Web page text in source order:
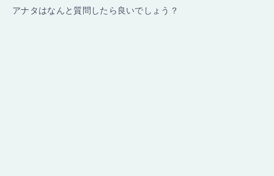
アナタはなんと質問したら良いでしょう？